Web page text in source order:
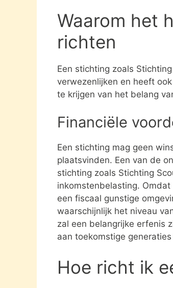
Waarom het
richten
Een stichting zoals
verwezenlijken en heeft
te krijgen van het belang
Financiële
Een stichting mag geen
plaatsvinden. Een van de
stichting zoals Stichting
inkomstenbelasting.
een fiscaal gunstige
waarschijnlijk het niveau
zal een belangrijke erfenis
aan toekomstige
Hoe richt ik